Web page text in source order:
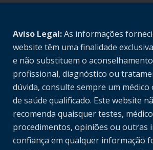
Aviso Legal:As informações
website têm uma finalidade
e não substituem o
profissional, diagnóstico ou
dúvida, consulte sempre um
de saúde qualificado. Este website
recomenda quaisquer testes,
procedimentos, opiniões ou outras
confiança em qualquer informação